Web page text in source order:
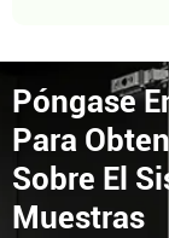
Póngase
Para
Sobre El
Muestras